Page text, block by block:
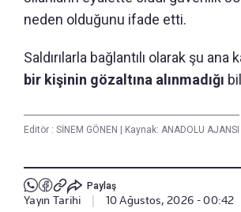
neden olduğunu ifade etti.
Saldırılarla bağlantılı olarak şu ana
bir kişinin gözaltına alınmadığı
Editör : SİNEM GÖNEN | Kaynak: ANADOLU AJANSI
Paylaş
Yayın Tarihi 10 Ağustos, 2026 - 00:42